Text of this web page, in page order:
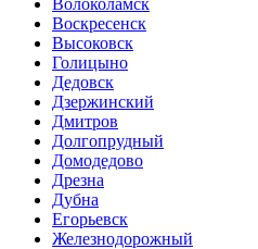
Воскресенск
Высоковск
Голицыно
Дедовск
Дзержинский
Дмитров
Долгопрудный
Домодедово
Дрезна
Дубна
Егорьевск
Железнодорожный